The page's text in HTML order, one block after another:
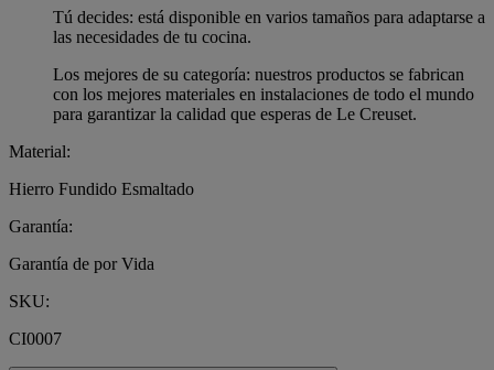
Tú decides: está disponible en varios tamaños para adaptarse a
las necesidades de tu cocina.
Los mejores de su categoría: nuestros productos se fabrican
con los mejores materiales en instalaciones de todo el mundo
para garantizar la calidad que esperas de Le Creuset.
Material:
Hierro Fundido Esmaltado
Garantía:
Garantía de por Vida
SKU:
CI0007